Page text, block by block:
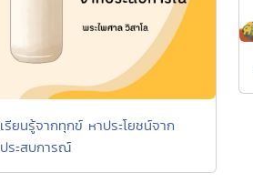
เรียนรู้จากทุกข์ หาประโยชน์จาก
ประสบการณ์